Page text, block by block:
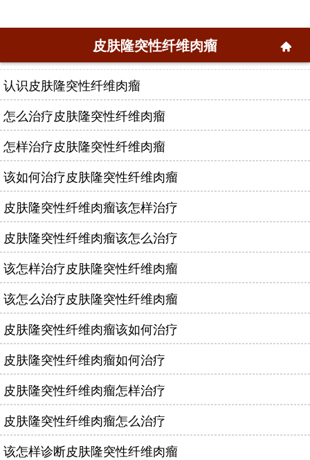
皮肤隆突性纤维肉瘤
认识皮肤隆突性纤维肉瘤
怎么治疗皮肤隆突性纤维肉瘤
怎样治疗皮肤隆突性纤维肉瘤
该如何治疗皮肤隆突性纤维肉瘤
皮肤隆突性纤维肉瘤该怎样治疗
皮肤隆突性纤维肉瘤该怎么治疗
该怎样治疗皮肤隆突性纤维肉瘤
该怎么治疗皮肤隆突性纤维肉瘤
皮肤隆突性纤维肉瘤该如何治疗
皮肤隆突性纤维肉瘤如何治疗
皮肤隆突性纤维肉瘤怎样治疗
皮肤隆突性纤维肉瘤怎么治疗
该怎样诊断皮肤隆突性纤维肉瘤